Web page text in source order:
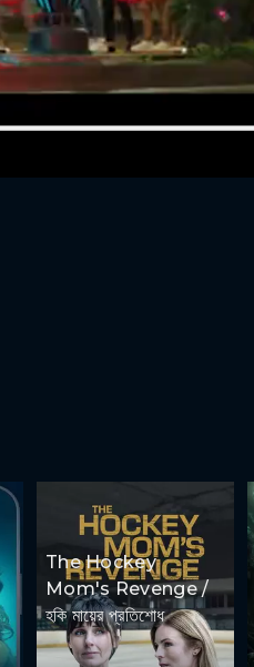
The Hockey
Mom's Revenge /
হকি মায়ের প্রতিশোধ